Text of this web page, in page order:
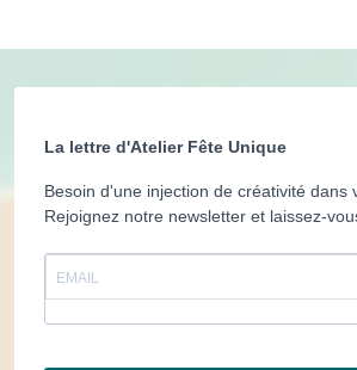
La lettre d'Atelier Fête Unique
Besoin d'une injection de créativité dans
Rejoignez notre newsletter et laissez-